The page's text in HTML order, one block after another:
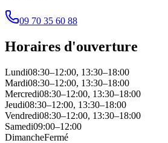
09 70 35 60 88
Horaires d'ouverture
Lundi08:30–12:00, 13:30–18:00
Mardi08:30–12:00, 13:30–18:00
Mercredi08:30–12:00, 13:30–18:00
Jeudi08:30–12:00, 13:30–18:00
Vendredi08:30–12:00, 13:30–18:00
Samedi09:00–12:00
DimancheFermé